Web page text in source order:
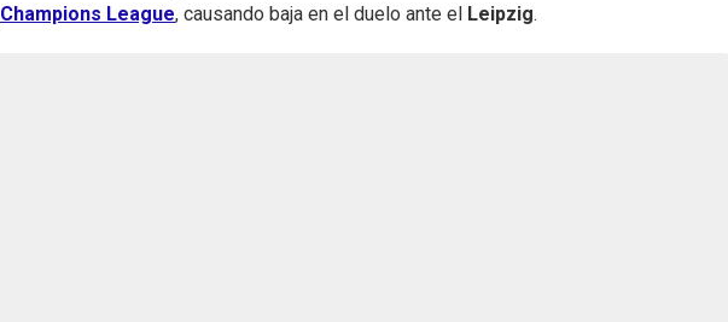
Champions League, causando baja en el duelo ante el Leipzig.